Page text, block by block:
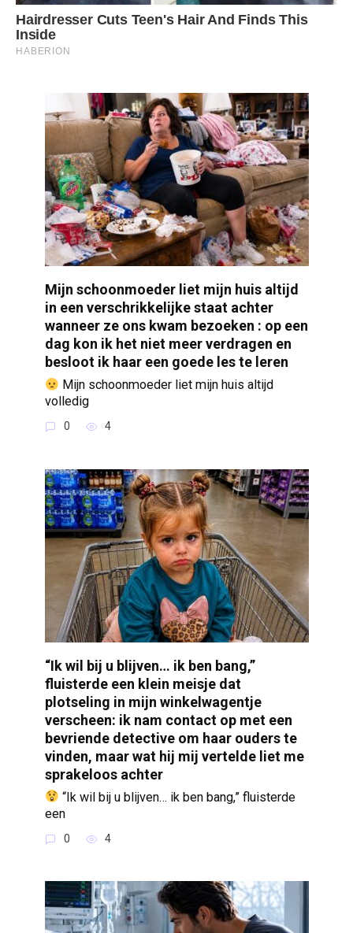
Mijn schoonmoeder liet mijn huis altijd
in een verschrikkelijke staat achter
wanneer ze ons kwam bezoeken : op een
dag kon ik het niet meer verdragen en
besloot ik haar een goede les te leren
Mijn schoonmoeder liet mijn huis altijd
volledig
0 4
“Ik wil bij u blijven… ik ben bang,”
fluisterde een klein meisje dat
plotseling in mijn winkelwagentje
verscheen: ik nam contact op met een
bevriende detective om haar ouders te
vinden, maar wat hij mij vertelde liet me
sprakeloos achter
“Ik wil bij u blijven… ik ben bang,” fluisterde
een
0 4